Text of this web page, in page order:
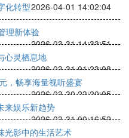
化转型2026-04-01 14:02:04
理新体验
2026-03-31 14:33:51
心灵栖息地
2026-03-31 01:23:08
，畅享海量视听盛宴
2026-03-30 23:20:05
来娱乐新趋势
2026-03-31 00:16:52
光影中的生活艺术